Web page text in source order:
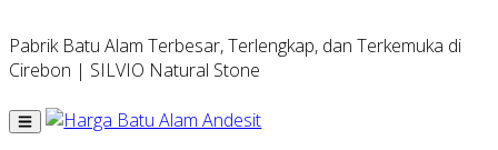
Pabrik Batu Alam Terbesar, Terlengkap, dan Terkemuka di
Cirebon | SILVIO Natural Stone